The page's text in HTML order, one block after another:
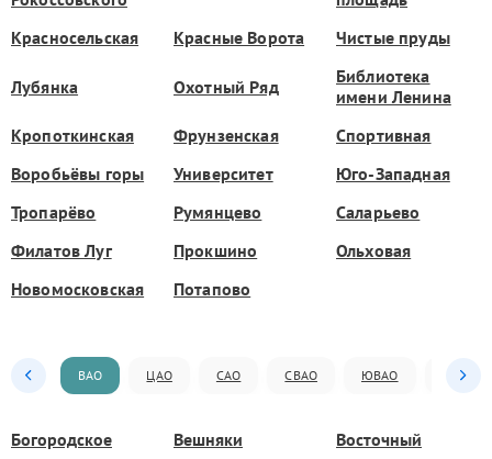
Красносельская
Красные Ворота Чистые пруды
Лубянка Охотный Ряд
Библиотека
имени Ленина
Кропоткинская
Фрунзенская
Спортивная
Воробьёвы горы
Университет
Юго-Западная
Тропарёво
Румянцево
Саларьево
Филатов Луг
Прокшино
Ольховая
Новомосковская
Потапово
ВАО ЦАО САО СВАО ЮВАО ЮАО
Богородское Вешняки Восточный